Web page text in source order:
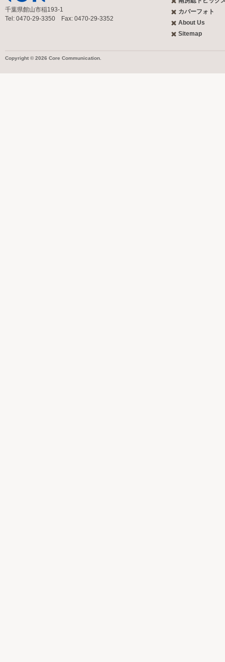
千葉県館山市稲193-1
Tel: 0470-29-3350 Fax: 0470-29-3352
カバーフォト
About Us
Sitemap
Copyright © 2026 Core Communication.